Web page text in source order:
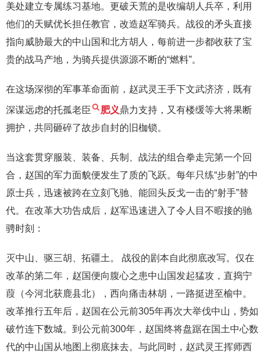
美处建立专属练习基地。更破天荒的是收编胡人兵卒，利用
他们的天赋优长担任教官，改造赵军骑兵。战役的矛头直接
指向威胁最大的中山国和北方胡人，每前进一步都收获了宝
贵的战马产地，为骑兵提供源源不断的“燃料”。
在这场深彻的军事革命面前，赵武灵王手下文武济济，既有
深谋远虑的托孤老臣 肥义鼎力支持，又有楼缓等大将果断
拥护，共同砸碎了故步自封的旧枷锁。
当这套贯穿服装、装备、兵制、战法的组合拳走完第一个回
合，赵国的军力面貌便发生了质的飞跃。每年只练“步射”的中
原士兵，迅速被跨在立刻飞驰、能回头反戈一击的“射手”替
代。在改革大功告成后，赵军迅速进入了令人目不暇接的驰
骋时刻：
灭中山、驱三胡、拓疆土。 战役的剧本自此彻底改写。仅在
改革的第二年，赵国便向腹心之患中山国发起猛攻，直捣宁
葭（今河北获鹿县北），西向痛击林胡，一路挺进至榆中。
改革推行五年后，赵国在公元前305年再次大举伐中山，势如
破竹连下数城。到公元前300年，赵国终将盘踞在国土中心数
代的中山国从地图上彻底抹去。与此同时，赵武灵王挥师西